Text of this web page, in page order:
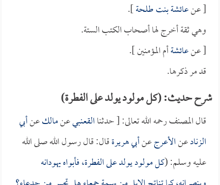
[ عنعائشة بنت طلحة].
وهي ثقة أخرج لها أصحاب الكتب الستة.
[ عنعائشةأم المؤمنين ].
قد مر ذكرها.
شرح حديث: (كل مولود يولد على الفطرة)
قال المصنف رحمه الله تعالى: [ حدثناالقعنبيعنمالكعنأبي
الزنادعنالأعرجعنأبي هريرةقال: قال رسول الله صلى الله
عليه وسلم: (كل مولود يولد على الفطرة، فأبواه يهودانه